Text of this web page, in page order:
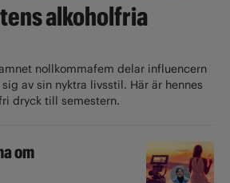
alkoholfria
nollkommafem delar influencern
av sin nyktra livsstil. Här är hennes
dryck till semestern.
om